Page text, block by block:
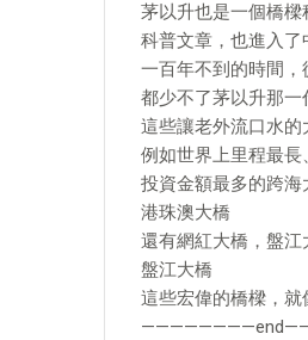
茅以升也是一個橋
科普文章，也進入了
一百年不到的時間
都少不了茅以升那一
這些讓老外流口水的
例如世界上里程最
投資金額最多的跨海
港珠澳大橋
還有網紅大橋，盤江
盤江大橋
這些宏偉的橋樑，就